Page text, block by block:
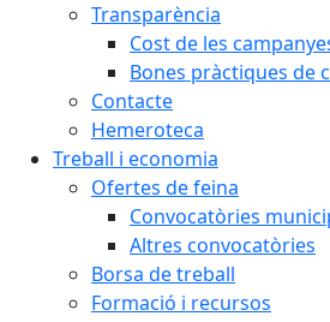
Transparència
Cost de les
Bones pràctiques de
Contacte
Hemeroteca
Treball i economia
Ofertes de feina
Convocatòries
Altres convocatòries
Borsa de treball
Formació i recursos